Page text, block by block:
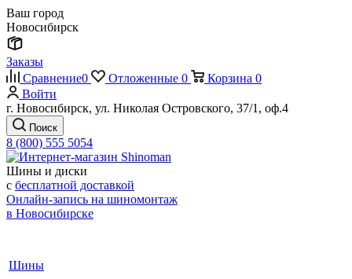
Ваш город
Новосибирск
Заказы
Сравнение0 Отложенные 0 Корзина 0
Войти
г. Новосибирск, ул. Николая Островского, 37/1, оф.4
Поиск
8 (800) 555 5054
Шины и диски
с бесплатной доставкой
Онлайн-запись на шиномонтаж
в Новосибирске
Шины